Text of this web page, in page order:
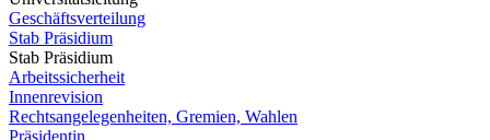
Geschäftsverteilung
Stab Präsidium
Stab Präsidium
Arbeitssicherheit
Innenrevision
Rechtsangelegenheiten, Gremien, Wahlen
Präsidentin